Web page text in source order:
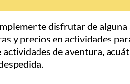
disfrutar de
y precios en actividades
actividades de aventura,